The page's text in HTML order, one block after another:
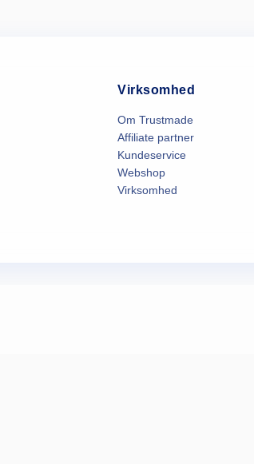
Virksomhed
Om Trustmade
Affiliate partner
Kundeservice
Webshop
Virksomhed